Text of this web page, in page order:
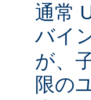
通常
バイ
が、
限の